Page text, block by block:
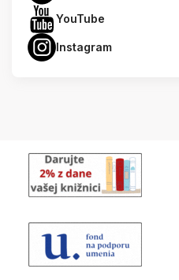
YouTube
Instagram